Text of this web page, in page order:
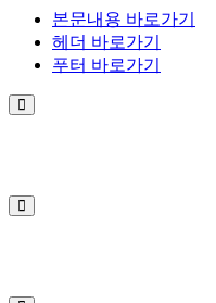
본문내용 바로가기
헤더 바로가기
푸터 바로가기